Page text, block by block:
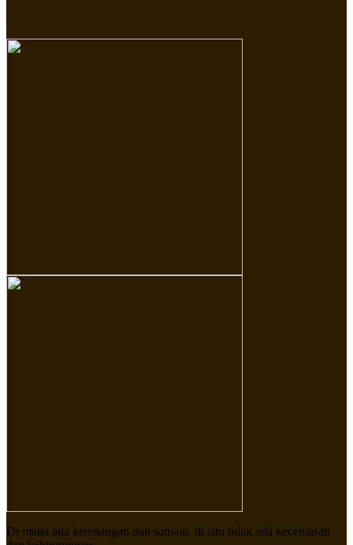
Di mana ada ketenangan dan samadi, di situ tidak ada kecemasan